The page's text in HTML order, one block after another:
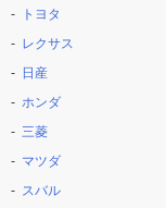
トヨタ
レクサス
日産
ホンダ
三菱
マツダ
スバル